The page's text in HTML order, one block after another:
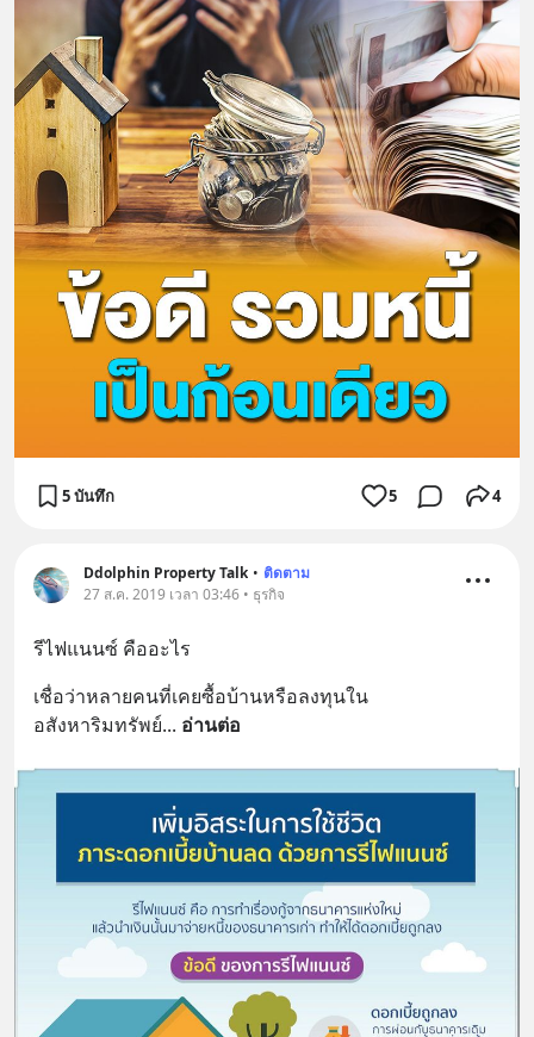
5 บันทึก 5 4
Ddolphin Property Talk • ติดตาม
27 ส.ค. 2019 เวลา 03:46 • ธุรกิจ
รีไฟแนนซ์ คืออะไร
เชื่อว่าหลายคนที่เคยซื้อบ้านหรือลงทุนใน
อสังหาริมทรัพย์... อ่านต่อ